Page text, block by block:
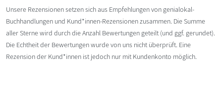
Unsere Rezensionen setzen sich aus Empfehlungen von genialokal-
Buchhandlungen und Kund*innen-Rezensionen zusammen. Die Summe
aller Sterne wird durch die Anzahl Bewertungen geteilt (und ggf. gerundet).
Die Echtheit der Bewertungen wurde von uns nicht überprüft. Eine
Rezension der Kund*innen ist jedoch nur mit Kundenkonto möglich.